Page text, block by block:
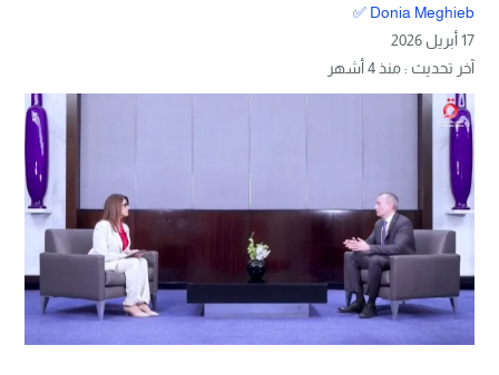
Donia Meghieb ✅
17 أبريل 2026
آخر تحديث :منذ 4 أشهر